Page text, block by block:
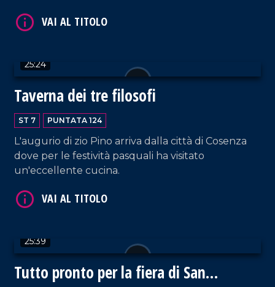
25:24
Taverna dei tre filosofi
ST 7 PUNTATA 124
L'augurio di zio Pino arriva dalla città di Cosenza
dove per le festività pasquali ha visitato
un'eccellente cucina.
25:39
Tutto pronto per la fiera di San
VAI AL TITOLO
VAI AL TITOLO